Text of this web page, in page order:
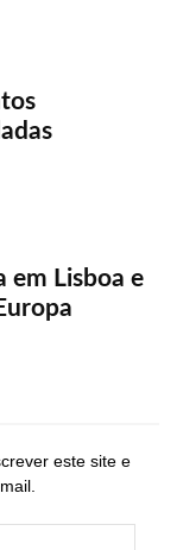
em Lisboa e
este site e